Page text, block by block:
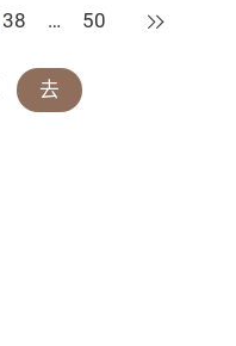
38 … 50 下一頁
去